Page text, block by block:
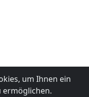
um Ihnen ein
ermöglichen.